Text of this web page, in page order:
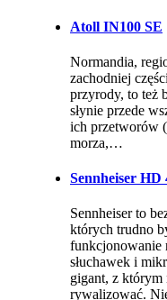
Atoll IN100 SE
Normandia,
zachodniej
przyrody, to też
słynie przede
ich przetworów
morza,…
Sennheiser HD
Sennheiser to
których trudno
funkcjonowanie
słuchawek i
gigant, z którym
rywalizować.